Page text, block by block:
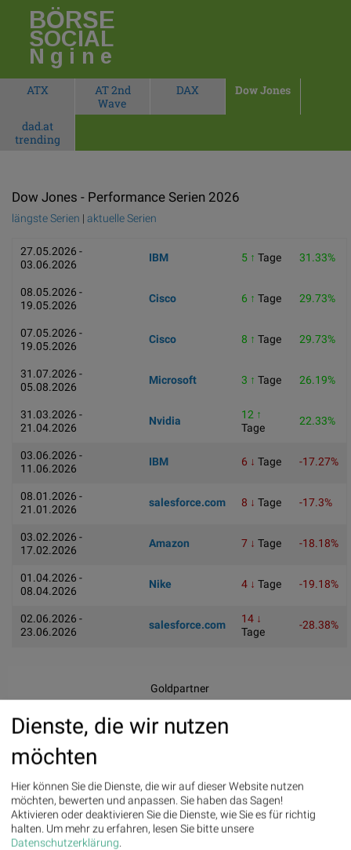
BÖRSE
SOCIAL
Ngine
ATX
AT 2nd
Wave
DAX Dow Jones
dad.at
trending
Dow Jones - Performance Serien 2026
längste Serien | aktuelle Serien
27.05.2026 -
03.06.2026
IBM 5 ↑ Tage 31.33%
08.05.2026 -
19.05.2026
Cisco 6 ↑ Tage 29.73%
07.05.2026 -
19.05.2026
Cisco 8 ↑ Tage 29.73%
31.07.2026 -
05.08.2026
Microsoft 3 ↑ Tage 26.19%
31.03.2026 -
21.04.2026
Nvidia
12 ↑
Tage
22.33%
03.06.2026 -
11.06.2026
IBM 6 ↓ Tage -17.27%
08.01.2026 -
21.01.2026
salesforce.com 8 ↓ Tage -17.3%
03.02.2026 -
17.02.2026
Amazon 7 ↓ Tage -18.18%
01.04.2026 -
08.04.2026
Nike 4 ↓ Tage -19.18%
02.06.2026 -
23.06.2026
salesforce.com
14 ↓
Tage
-28.38%
Goldpartner
Infrastrukturpartner
Dienste, die wir nutzen
möchten
Hier können Sie die Dienste, die wir auf dieser Website nutzen
möchten, bewerten und anpassen. Sie haben das Sagen!
Aktivieren oder deaktivieren Sie die Dienste, wie Sie es für richtig
halten. Um mehr zu erfahren, lesen Sie bitte unsere
Datenschutzerklärung.